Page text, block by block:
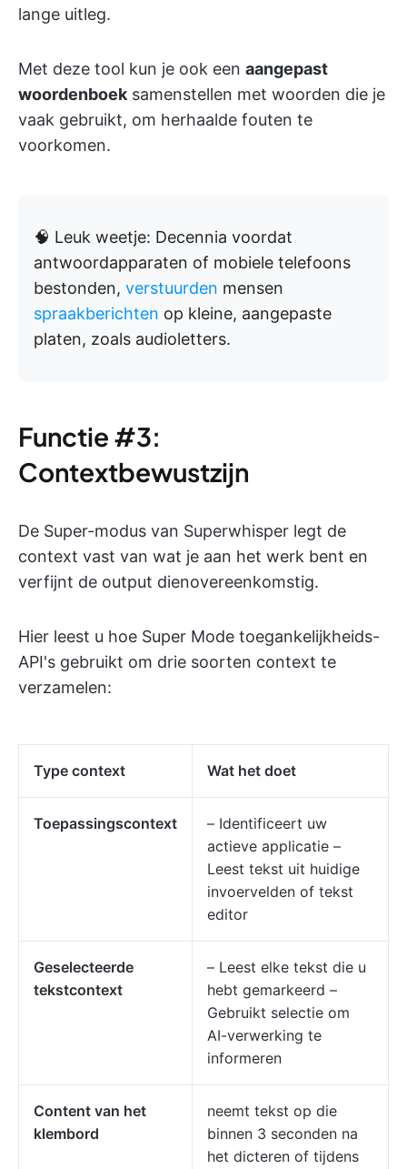
lange uitleg.
Met deze tool kun je ook een aangepast
woordenboeksamenstellen met woorden die je
vaak gebruikt, om herhaalde fouten te
voorkomen.
🧠 Leuk weetje: Decennia voordat
antwoordapparaten of mobiele telefoons
bestonden, verstuurden mensen
spraakberichten op kleine, aangepaste
platen, zoals audioletters.
Functie #3:
Contextbewustzijn
De Super-modus van Superwhisper legt de
context vast van wat je aan het werk bent en
verfijnt de output dienovereenkomstig.
Hier leest u hoe Super Mode toegankelijkheids-
API's gebruikt om drie soorten context te
verzamelen:
Type context Wat het doet
Toepassingscontext
– Identificeert uw
actieve applicatie –
Leest tekst uit huidige
invoervelden of tekst
editor
Geselecteerde
tekstcontext
– Leest elke tekst die u
hebt gemarkeerd –
Gebruikt selectie om
AI-verwerking te
informeren
Content van het
klembord
neemt tekst op die
binnen 3 seconden na
het dicteren of tijdens